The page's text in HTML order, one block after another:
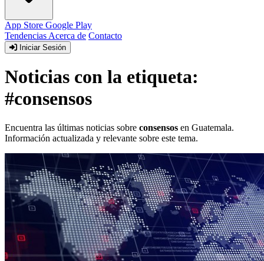
App Store Google Play
Tendencias Acerca de Contacto
Iniciar Sesión
Noticias con la etiqueta:
#consensos
Encuentra las últimas noticias sobre consensos en Guatemala.
Información actualizada y relevante sobre este tema.